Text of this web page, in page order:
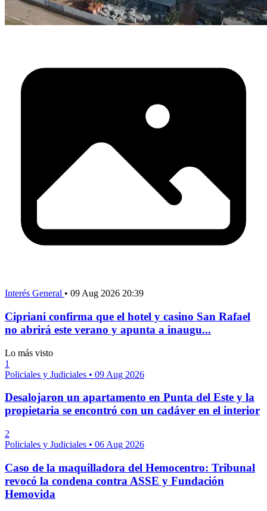
Interés General • 09 Aug 2026 20:39
Cipriani confirma que el hotel y casino San Rafael
no abrirá este verano y apunta a inaugu...
Lo más visto
1
Policiales y Judiciales • 09 Aug 2026
Desalojaron un apartamento en Punta del Este y la
propietaria se encontró con un cadáver en el interior
2
Policiales y Judiciales • 06 Aug 2026
Caso de la maquilladora del Hemocentro: Tribunal
revocó la condena contra ASSE y Fundación
Hemovida